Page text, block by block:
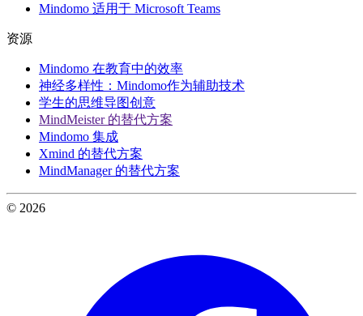
Mindomo 适用于 Microsoft Teams
资源
Mindomo 在教育中的效率
神经多样性：Mindomo作为辅助技术
学生的思维导图创意
MindMeister 的替代方案
Mindomo 集成
Xmind 的替代方案
MindManager 的替代方案
© 2026